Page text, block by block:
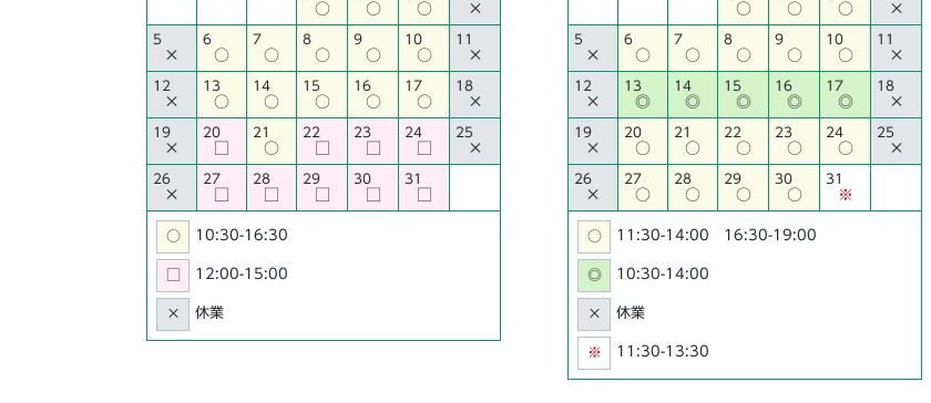
○ ○ ○ ×
5
×
6
○
7
○
8
○
9
○
10
○
11
×
12
×
13
○
14
○
15
○
16
○
17
○
18
×
19
×
20 21
○
22 23 24 25
×
26
×
27 28 29 30 31
○ 10:30-16:30
12:00-15:00
× 休業
○ ○ ○ ×
5
×
6
○
7
○
8
○
9
○
10
○
11
×
12
×
13
◎
14
◎
15
◎
16
◎
17
◎
18
×
19
×
20
○
21
○
22
○
23
○
24
○
25
×
26
×
27
○
28
○
29
○
30
○
31
※
○ 11:30-14:00 16:30-19:00
◎ 10:30-14:00
× 休業
※ 11:30-13:30